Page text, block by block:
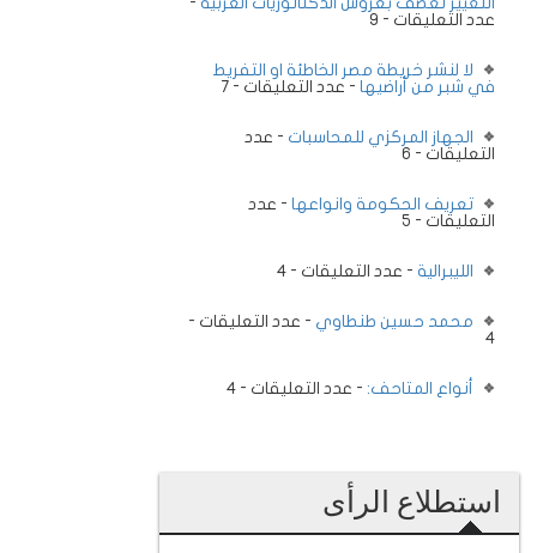
عدد التعليقات - 9
لا لنشر خريطة مصر الخاطئة او التفريط
في شبر من أراضيها - عدد التعليقات - 7
الجهاز المركزي للمحاسبات - عدد
التعليقات - 6
تعريف الحكومة وانواعها - عدد
التعليقات - 5
الليبرالية - عدد التعليقات - 4
محمد حسين طنطاوي - عدد التعليقات -
4
أنواع المتاحف: - عدد التعليقات - 4
استطلاع الرأى